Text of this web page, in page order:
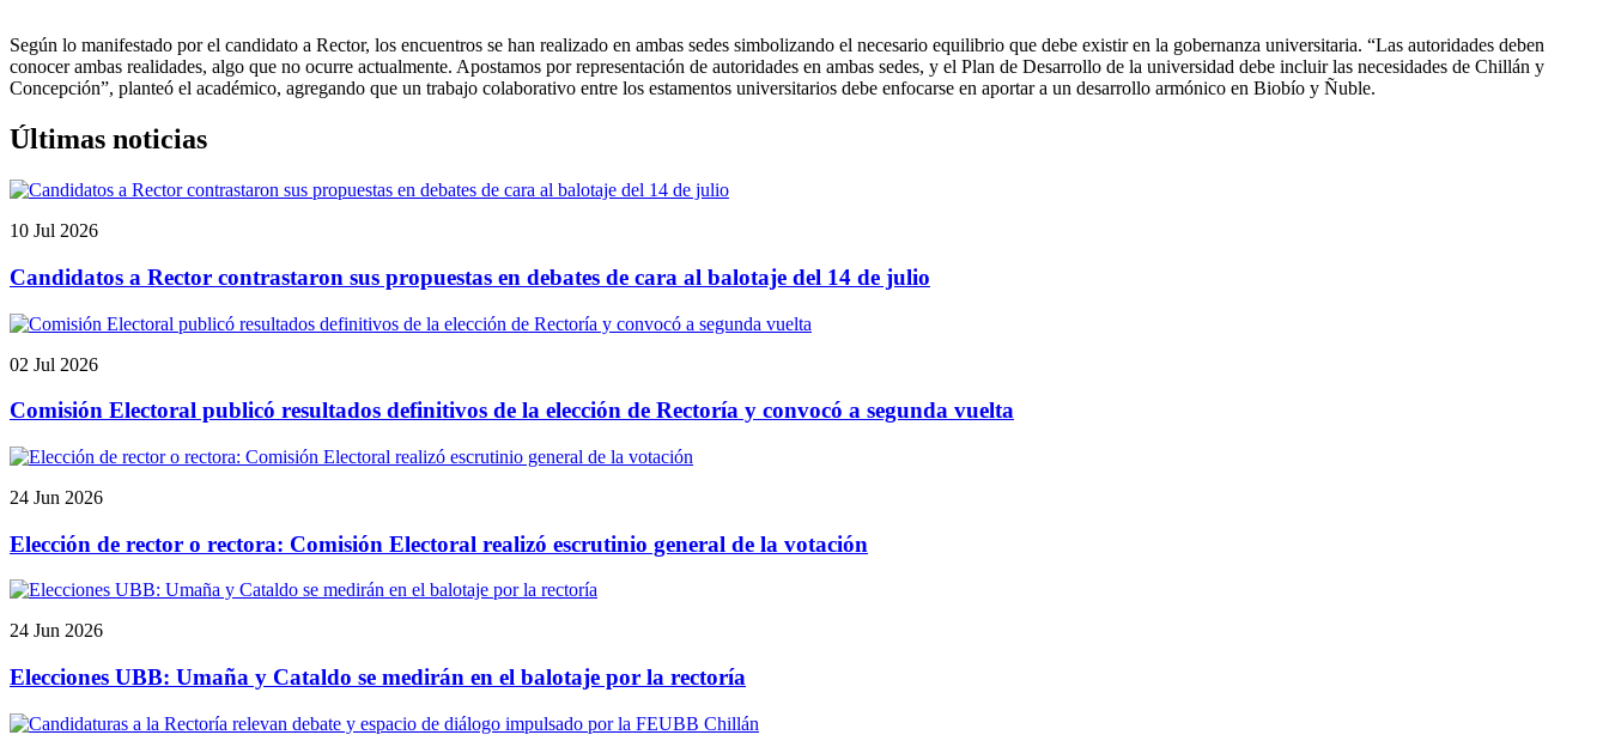
Según lo manifestado por el candidato a Rector, los encuentros se han realizado en ambas sedes simbolizando el necesario equilibrio que debe existir en la gobernanza universitaria. “Las autoridades deben
conocer ambas realidades, algo que no ocurre actualmente. Apostamos por representación de autoridades en ambas sedes, y el Plan de Desarrollo de la universidad debe incluir las necesidades de Chillán y
Concepción”, planteó el académico, agregando que un trabajo colaborativo entre los estamentos universitarios debe enfocarse en aportar a un desarrollo armónico en Biobío y Ñuble.
Últimas noticias
10 Jul 2026
Candidatos a Rector contrastaron sus propuestas en debates de cara al balotaje del 14 de julio
02 Jul 2026
Comisión Electoral publicó resultados definitivos de la elección de Rectoría y convocó a segunda vuelta
24 Jun 2026
Elección de rector o rectora: Comisión Electoral realizó escrutinio general de la votación
24 Jun 2026
Elecciones UBB: Umaña y Cataldo se medirán en el balotaje por la rectoría